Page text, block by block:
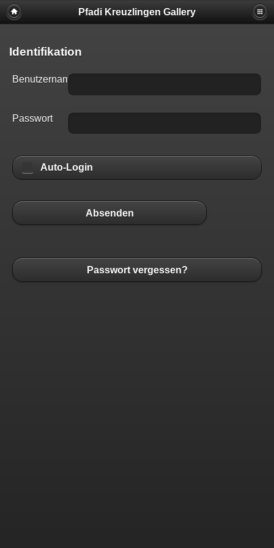
Pfadi Kreuzlingen Gallery
Identifikation
Benutzername
Passwort
Auto-Login
Absenden
Passwort vergessen?